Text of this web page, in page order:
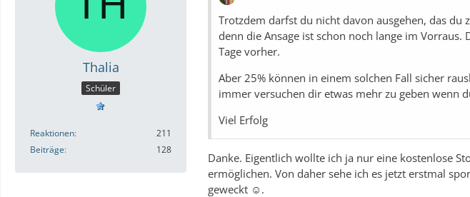
Thalia
Schüler
Reaktionen
211
Beiträge
128
Trotzdem darfst du nicht davon ausgehen, das du
denn die Ansage ist schon noch lange im
Tage vorher.
Aber 25% können in einem solchen Fall sicher
immer versuchen dir etwas mehr zu geben wenn
Viel Erfolg
Danke. Eigentlich wollte ich ja nur eine kostenlose
ermöglichen. Von daher sehe ich es jetzt erstmal
geweckt ☺️.